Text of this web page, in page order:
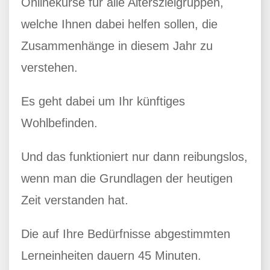
welche Ihnen dabei helfen sollen, die
Zusammenhänge in diesem Jahr zu
verstehen.
Es geht dabei um Ihr künftiges
Wohlbefinden.
Und das funktioniert nur dann reibungslos,
wenn man die Grundlagen der heutigen
Zeit verstanden hat.
Die auf Ihre Bedürfnisse abgestimmten
Lerneinheiten dauern 45 Minuten.